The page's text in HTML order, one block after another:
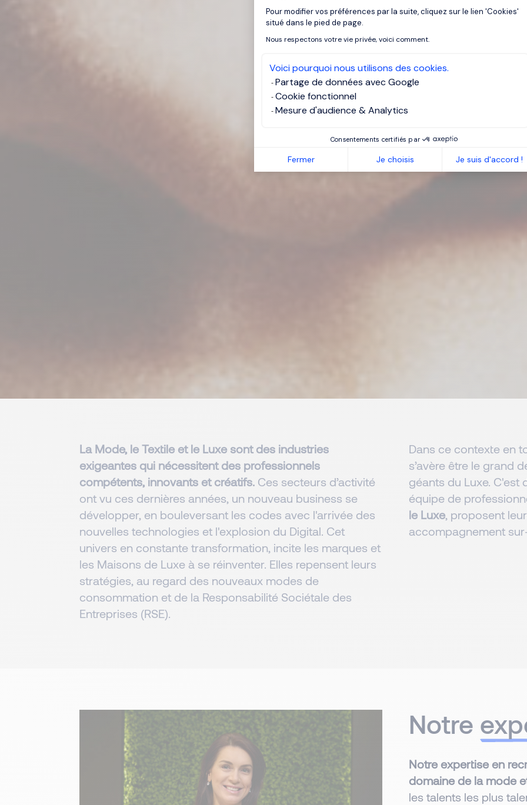
Pour modifier vos préférences par la suite, cliquez sur le lien 'Cookies'
situé dans le pied de page.
Nous respectons votre vie privée, voici comment.
Voici pourquoi nous utilisons des cookies.
Partage de données avec Google
Cookie fonctionnel
Mesure d'audience & Analytics
Consentements certifiés par
Fermer Je choisis Je suis d'accord !
Axeptio consent
La Mode, le Textile et le Luxe sont des industries
exigeantes qui nécessitent des professionnels
compétents, innovants et créatifs. Ces secteurs d’activité
ont vu ces dernières années, un nouveau business se
développer, en bouleversant les codes avec l'arrivée des
nouvelles technologies et l'explosion du Digital. Cet
univers en constante transformation, incite les marques et
les Maisons de Luxe à se réinventer. Elles repensent leurs
stratégies, au regard des nouveaux modes de
consommation et de la Responsabilité Sociétale des
Entreprises (RSE).
Dans ce contexte en
s’avère être le grand
géants du Luxe. C'est
équipe de
le Luxe, proposent
accompagnement
Notre
Notre expertise en
domaine de la mode
les talents les plus